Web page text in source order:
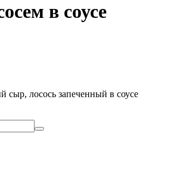
в соусе
сыр, лосось запеченный в соусе